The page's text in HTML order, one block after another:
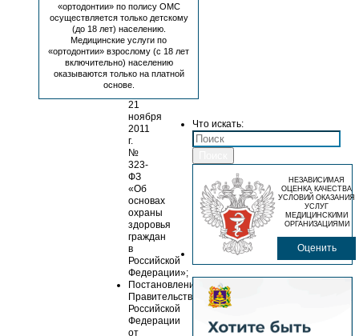
«О
персональных
данных»;
Федеральный
закон
Российской
Федерации
21
ноября
2011
г.
№
323-
ФЗ
«Об
основах
охраны
здоровья
граждан
в
Российской
Федерации»;
Постановление
Правительства
Российской
Федерации
от
«ортодонтии» по полису ОМС
осуществляется только детскому
(до 18 лет) населению.
Медицинские услуги по
«ортодонтии» взрослому (с 18 лет
включительно) населению
оказываются только на платной
основе.
Что искать:
НЕЗАВИСИМАЯ
ОЦЕНКА КАЧЕСТВА
УСЛОВИЙ ОКАЗАНИЯ
УСЛУГ
МЕДИЦИНСКИМИ
ОРГАНИЗАЦИЯМИ
Оценить